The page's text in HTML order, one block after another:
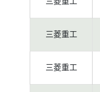
三菱重工
三菱重工